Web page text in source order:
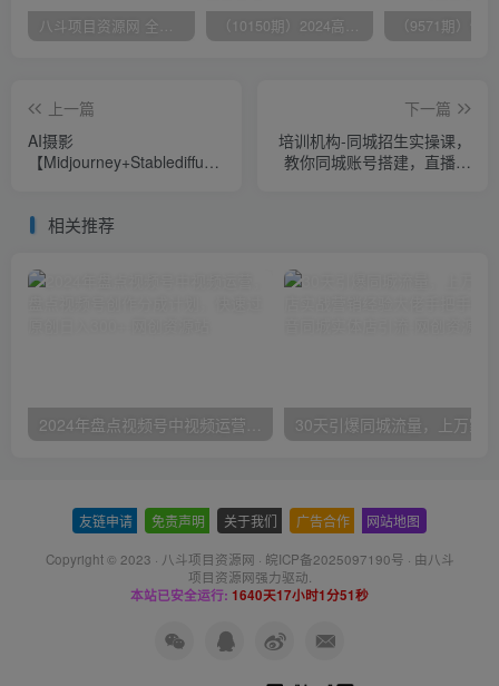
八斗项目资源网 全网正品VIP课程 无损下载~ （10150期）2024高考项目野路子玩法，无限裂变，最高一天1W＋！
上一篇
AI摄影
【Midjourney+Stablediffusion】，
下一篇
培训机构-同城招生实操课，
教你同城账号搭建，直播售
相关推荐
2024年盘点视频号中视频运营，盘点视频号创作分成计划，快速过原创日入300+
友链申请 免责声明 关于我们 广告合作 网站地图
Copyright © 2023 · 八斗项目资源网 · 皖ICP备2025097190号 · 由八斗
项目资源网强力驱动.
本站已安全运行: 1640天17小时1分51秒